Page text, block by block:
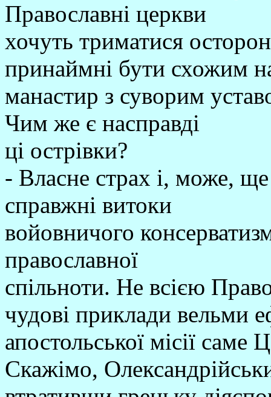
Православні церкви
хочуть триматися
принаймні бути схожим
манастир з суворим
Чим же є насправді
ці острівки?
- Власне страх і, може,
справжні витоки
войовничого
православної
спільноти. Не всією
чудові приклади вельми
апостольської місії саме
Скажімо,